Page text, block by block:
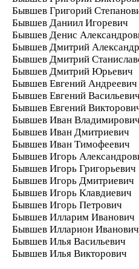
Бывшев Григорий
Бывшев Даниил Игоревич
Бывшев Денис
Бывшев Дмитрий
Бывшев Дмитрий
Бывшев Дмитрий Юрьевич
Бывшев Евгений Андреевич
Бывшев Евгений
Бывшев Евгений
Бывшев Иван
Бывшев Иван Дмитриевич
Бывшев Иван Тимофеевич
Бывшев Игорь
Бывшев Игорь Григорьевич
Бывшев Игорь Дмитриевич
Бывшев Игорь Клавдиевич
Бывшев Игорь Петрович
Бывшев Илларим Иванович
Бывшев Илларион Иванович
Бывшев Илья Васильевич
Бывшев Илья Викторович